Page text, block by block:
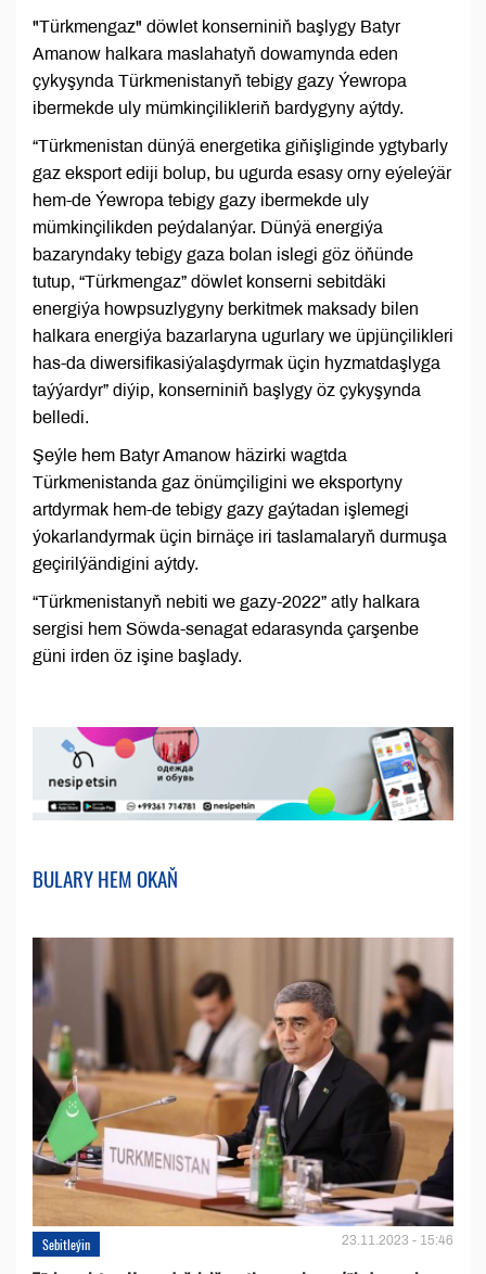
"Türkmengaz" döwlet konserniniň başlygy Batyr
Amanow halkara maslahatyň dowamynda eden
çykyşynda Türkmenistanyň tebigy gazy Ýewropa
ibermekde uly mümkinçilikleriň bardygyny aýtdy.
“Türkmenistan dünýä energetika giňişliginde ygtybarly
gaz eksport ediji bolup, bu ugurda esasy orny eýeleýär
hem-de Ýewropa tebigy gazy ibermekde uly
mümkinçilikden peýdalanýar. Dünýä energiýa
bazaryndaky tebigy gaza bolan islegi göz öňünde
tutup, “Türkmengaz” döwlet konserni sebitdäki
energiýa howpsuzlygyny berkitmek maksady bilen
halkara energiýa bazarlaryna ugurlary we üpjünçilikleri
has-da diwersifikasiýalaşdyrmak üçin hyzmatdaşlyga
taýýardyr” diýip, konserniniň başlygy öz çykyşynda
belledi.
Şeýle hem Batyr Amanow häzirki wagtda
Türkmenistanda gaz önümçiligini we eksportyny
artdyrmak hem-de tebigy gazy gaýtadan işlemegi
ýokarlandyrmak üçin birnäçe iri taslamalaryň durmuşa
geçirilýändigini aýtdy.
“Türkmenistanyň nebiti we gazy-2022” atly halkara
sergisi hem Söwda-senagat edarasynda çarşenbe
güni irden öz işine başlady.
BULARY HEM OKAŇ
Sebitleýin 23.11.2023 - 15:46